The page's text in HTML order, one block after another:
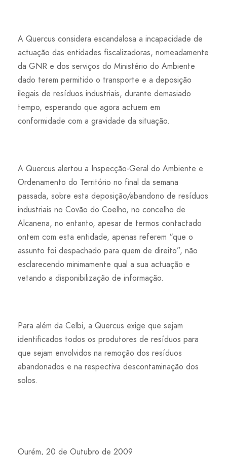
A Quercus considera escandalosa a incapacidade de
actuação das entidades fiscalizadoras, nomeadamente
da GNR e dos serviços do Ministério do Ambiente
dado terem permitido o transporte e a deposição
ilegais de resíduos industriais, durante demasiado
tempo, esperando que agora actuem em
conformidade com a gravidade da situação.
A Quercus alertou a Inspecção-Geral do Ambiente e
Ordenamento do Território no final da semana
passada, sobre esta deposição/abandono de resíduos
industriais no Covão do Coelho, no concelho de
Alcanena, no entanto, apesar de termos contactado
ontem com esta entidade, apenas referem “que o
assunto foi despachado para quem de direito”, não
esclarecendo minimamente qual a sua actuação e
vetando a disponibilização de informação.
Para além da Celbi, a Quercus exige que sejam
identificados todos os produtores de resíduos para
que sejam envolvidos na remoção dos resíduos
abandonados e na respectiva descontaminação dos
solos.
Ourém, 20 de Outubro de 2009